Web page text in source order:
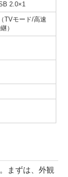
2.0×1
TVモード/高速
）
まずは、外観